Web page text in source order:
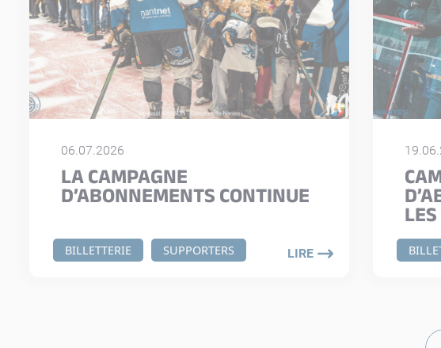
BILLETTERIE SUPPORTERS
06.07.2026
LA CAMPAGNE
D’ABONNEMENTS CONTINUE
LIRE